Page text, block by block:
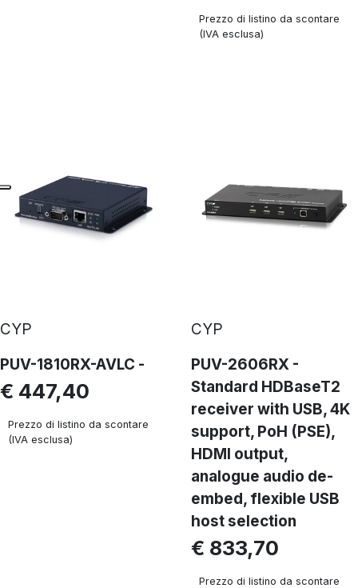
Prezzo di listino da scontare
(IVA esclusa)
CYP
PUV-1810RX-AVLC -
€ 447,40
Prezzo di listino da scontare
(IVA esclusa)
CYP
PUV-2606RX -
Standard HDBaseT2
receiver with USB, 4K
support, PoH (PSE),
HDMI output,
analogue audio de-
embed, flexible USB
host selection
€ 833,70
Prezzo di listino da scontare